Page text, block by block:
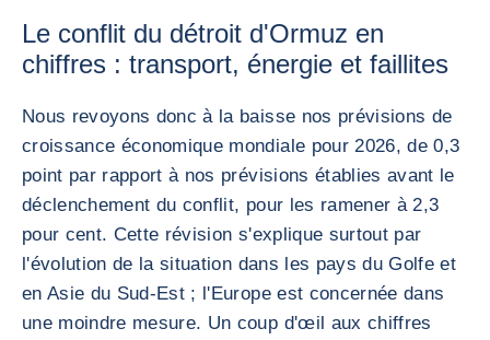
Le conflit du détroit d'Ormuz en
chiffres : transport, énergie et faillites
Nous revoyons donc à la baisse nos prévisions de
croissance économique mondiale pour 2026, de 0,3
point par rapport à nos prévisions établies avant le
déclenchement du conflit, pour les ramener à 2,3
pour cent. Cette révision s'explique surtout par
l'évolution de la situation dans les pays du Golfe et
en Asie du Sud-Est ; l'Europe est concernée dans
une moindre mesure. Un coup d'œil aux chiffres